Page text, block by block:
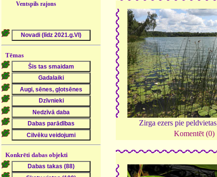
Ventspils rajons
Tēmas
Konkrēti dabas objekti
Zirga ezers pie
Komentēt (0)